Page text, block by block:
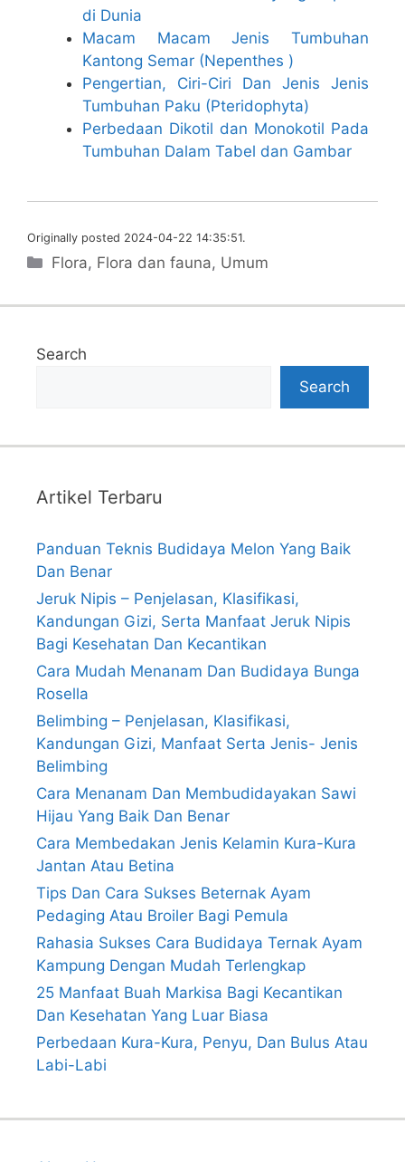
di Dunia
Macam Macam Jenis Tumbuhan
Kantong Semar (Nepenthes )
Pengertian, Ciri-Ciri Dan Jenis Jenis
Tumbuhan Paku (Pteridophyta)
Perbedaan Dikotil dan Monokotil Pada
Tumbuhan Dalam Tabel dan Gambar
Originally posted 2024-04-22 14:35:51.
Categories
Flora, Flora dan fauna, Umum
Search
Search
Artikel Terbaru
Panduan Teknis Budidaya Melon Yang Baik
Dan Benar
Jeruk Nipis – Penjelasan, Klasifikasi,
Kandungan Gizi, Serta Manfaat Jeruk Nipis
Bagi Kesehatan Dan Kecantikan
Cara Mudah Menanam Dan Budidaya Bunga
Rosella
Belimbing – Penjelasan, Klasifikasi,
Kandungan Gizi, Manfaat Serta Jenis- Jenis
Belimbing
Cara Menanam Dan Membudidayakan Sawi
Hijau Yang Baik Dan Benar
Cara Membedakan Jenis Kelamin Kura-Kura
Jantan Atau Betina
Tips Dan Cara Sukses Beternak Ayam
Pedaging Atau Broiler Bagi Pemula
Rahasia Sukses Cara Budidaya Ternak Ayam
Kampung Dengan Mudah Terlengkap
25 Manfaat Buah Markisa Bagi Kecantikan
Dan Kesehatan Yang Luar Biasa
Perbedaan Kura-Kura, Penyu, Dan Bulus Atau
Labi-Labi